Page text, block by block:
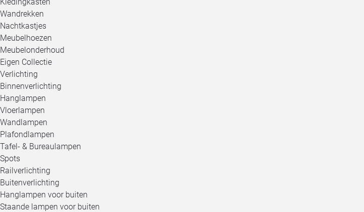
Wandrekken
Nachtkastjes
Meubelhoezen
Meubelonderhoud
Eigen Collectie
Verlichting
Binnenverlichting
Hanglampen
Vloerlampen
Wandlampen
Plafondlampen
Tafel- & Bureaulampen
Spots
Railverlichting
Buitenverlichting
Hanglampen voor buiten
Staande lampen voor buiten